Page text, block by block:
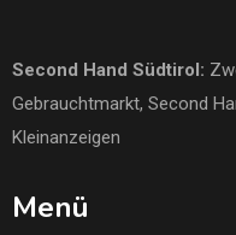
Second Hand Südtirol:
Gebrauchtmarkt, Second
Kleinanzeigen
Menü